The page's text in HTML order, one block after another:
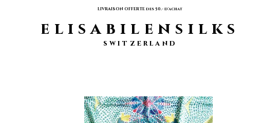
LIVRAISON OFFERTE des 50.- d'achat
elisabilensilks
switzerland